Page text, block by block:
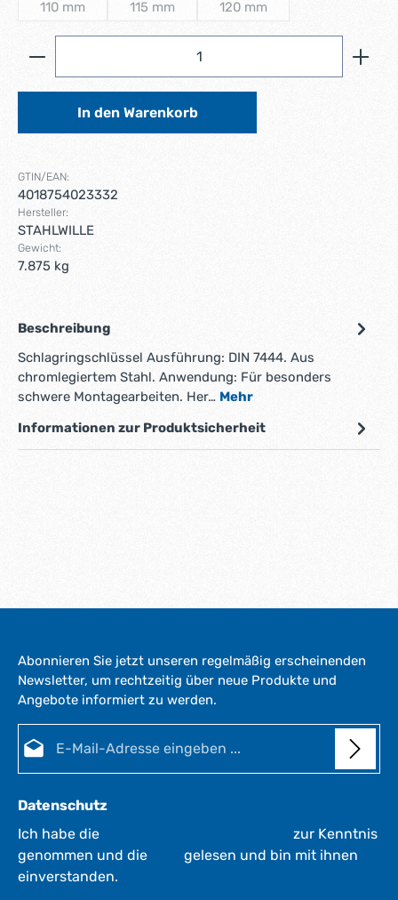
110 mm 115 mm 120 mm
Produkt Anzahl: Gib den gewünschten Wert ein
In den Warenkorb
GTIN/EAN:
4018754023332
Hersteller:
STAHLWILLE
Gewicht:
7.875 kg
Beschreibung
Schlagringschlüssel Ausführung: DIN 7444. Aus
chromlegiertem Stahl. Anwendung: Für besonders
schwere Montagearbeiten. Her… Mehr
Informationen zur Produktsicherheit
Abonnieren Sie jetzt unseren regelmäßig erscheinenden
Newsletter, um rechtzeitig über neue Produkte und
Angebote informiert zu werden.
Datenschutz
Ich habe die
zur Kenntnis
genommen und die
gelesen und bin mit ihnen
einverstanden.